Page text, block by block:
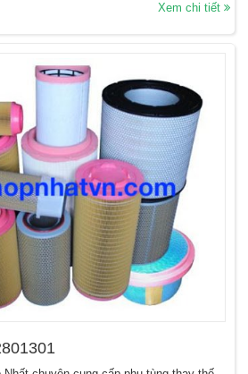
Xem chi tiết